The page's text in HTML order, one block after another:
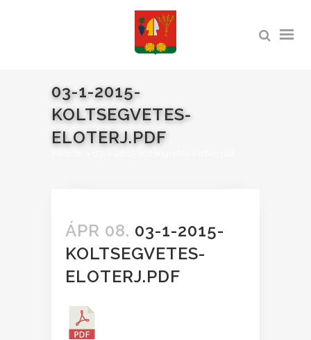
03-1-2015-
KOLTSEGVETES-
ELOTERJ.PDF
ÁPR 08. 03-1-2015-
KOLTSEGVETES-
ELOTERJ.PDF